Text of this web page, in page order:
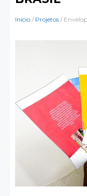
Início / Projetos /